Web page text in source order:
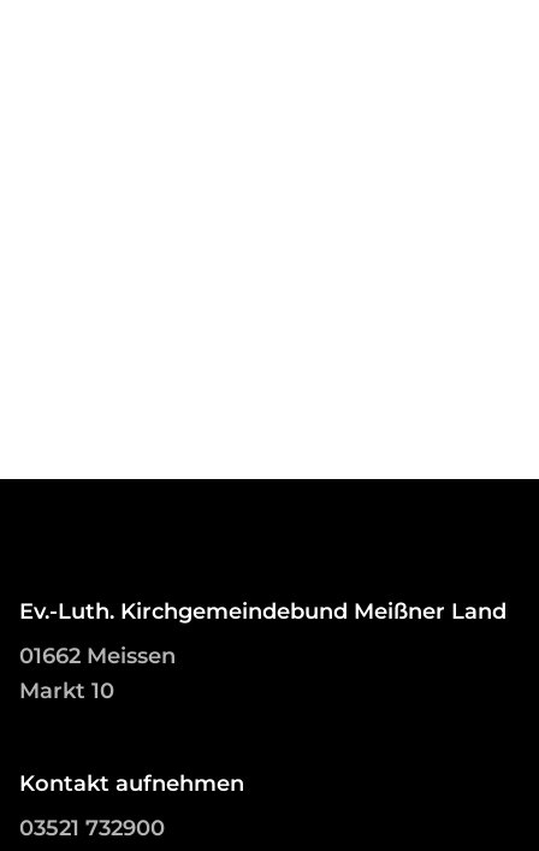
Ev.-Luth. Kirchgemeindebund Meißner Land
01662 Meissen
Markt 10
Kontakt aufnehmen
03521 732900